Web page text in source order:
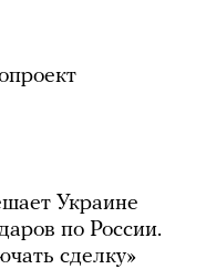
Украине
по России.
сделку»